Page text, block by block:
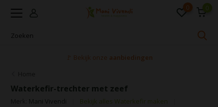
0 0
🚩 Bekijk onze aanbiedingen
Waterkefir-trechter met zeef
Mani Vivendi Bekijk alles Waterkefir maken